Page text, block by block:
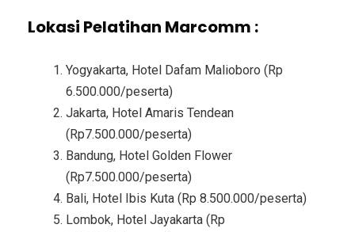
Lokasi Pelatihan Marcomm :
Yogyakarta, Hotel Dafam Malioboro (Rp
6.500.000/peserta)
Jakarta, Hotel Amaris Tendean
(Rp7.500.000/peserta)
Bandung, Hotel Golden Flower
(Rp7.500.000/peserta)
Bali, Hotel Ibis Kuta (Rp 8.500.000/peserta)
Lombok, Hotel Jayakarta (Rp